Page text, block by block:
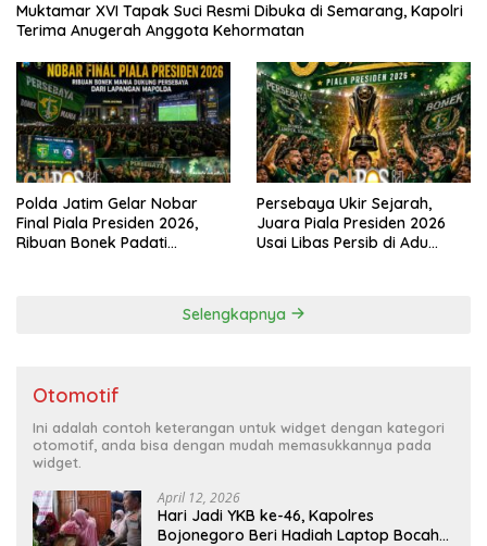
Muktamar XVI Tapak Suci Resmi Dibuka di Semarang, Kapolri
Terima Anugerah Anggota Kehormatan
Polda Jatim Gelar Nobar
Final Piala Presiden 2026,
Ribuan Bonek Padati
Persebaya Ukir Sejarah,
Juara Piala Presiden 2026
Usai Libas Persib di Adu
Selengkapnya
Otomotif
Ini adalah contoh keterangan untuk widget dengan kategori
otomotif, anda bisa dengan mudah memasukkannya pada
widget.
April 12, 2026
Hari Jadi YKB ke-46, Kapolres
Bojonegoro Beri Hadiah Laptop Bocah